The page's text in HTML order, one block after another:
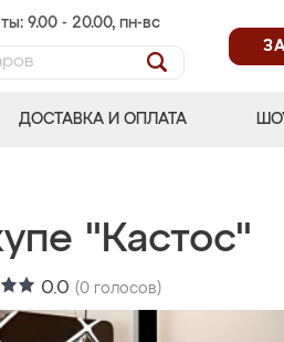
9.00 - 20.00, пн-вс
ДОСТАВКА И ОПЛАТА
"Кастос"
0.0 (0 голосов)